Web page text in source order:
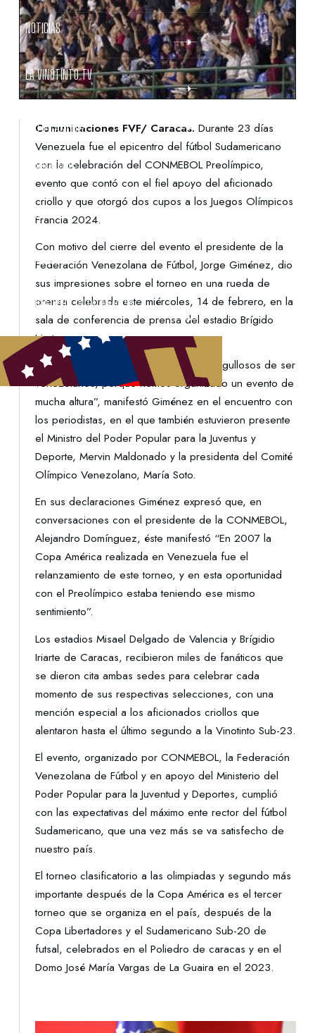
NOTICIAS
LA VINOTINTO TV
NOTIFICACIONES
NORMATIVAS
CONTACTO
DENUNCIAS
PROTECCIÓN DE LA INFANCIA
Comunicaciones FVF/ Caracas. Durante 23 días
Venezuela fue el epicentro del fútbol Sudamericano
con la celebración del CONMEBOL Preolímpico,
evento que contó con el fiel apoyo del aficionado
criollo y que otorgó dos cupos a los Juegos Olímpicos
Francia 2024.
Con motivo del cierre del evento el presidente de la
Federación Venezolana de Fútbol, Jorge Giménez, dio
sus impresiones sobre el torneo en una rueda de
prensa celebrada este miércoles, 14 de febrero, en la
sala de conferencia de prensa del estadio Brígido
Iriarte.
“Tenemos que estar muy contentos y orgullosos de ser
venezolanos, porque hemos organizado un evento de
mucha altura”, manifestó Giménez en el encuentro con
los periodistas, en el que también estuvieron presente
el Ministro del Poder Popular para la Juventus y
Deporte, Mervin Maldonado y la presidenta del Comité
Olímpico Venezolano, María Soto.
En sus declaraciones Giménez expresó que, en
conversaciones con el presidente de la CONMEBOL,
Alejandro Domínguez, éste manifestó “En 2007 la
Copa América realizada en Venezuela fue el
relanzamiento de este torneo, y en esta oportunidad
con el Preolímpico estaba teniendo ese mismo
sentimiento”.
Los estadios Misael Delgado de Valencia y Brígidio
Iriarte de Caracas, recibieron miles de fanáticos que
se dieron cita ambas sedes para celebrar cada
momento de sus respectivas selecciones, con una
mención especial a los aficionados criollos que
alentaron hasta el último segundo a la Vinotinto Sub-23.
El evento, organizado por CONMEBOL, la Federación
Venezolana de Fútbol y en apoyo del Ministerio del
Poder Popular para la Juventud y Deportes, cumplió
con las expectativas del máximo ente rector del fútbol
Sudamericano, que una vez más se va satisfecho de
nuestro país.
El torneo clasificatorio a las olimpiadas y segundo más
importante después de la Copa América es el tercer
torneo que se organiza en el país, después de la
Copa Libertadores y el Sudamericano Sub-20 de
futsal, celebrados en el Poliedro de caracas y en el
Domo José María Vargas de La Guaira en el 2023.